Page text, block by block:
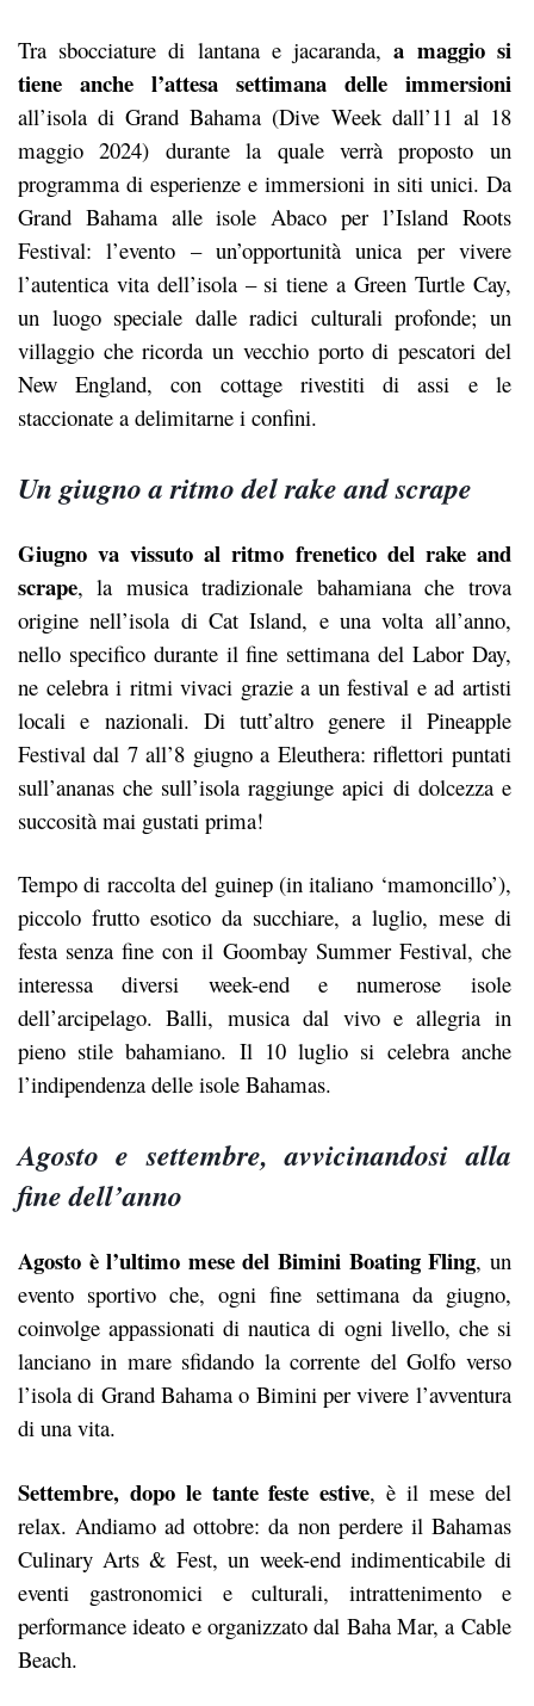
Tra sbocciature di lantana e jacaranda,a maggio si
tiene anche l’attesa settimana delle immersioni
all’isola di Grand Bahama (Dive Week dall’11 al 18
maggio 2024) durante la quale verrà proposto un
programma di esperienze e immersioni in siti unici. Da
Grand Bahama alle isole Abaco per l’Island Roots
Festival: l’evento – un’opportunità unica per vivere
l’autentica vita dell’isola – si tiene a Green Turtle Cay,
un luogo speciale dalle radici culturali profonde; un
villaggio che ricorda un vecchio porto di pescatori del
New England, con cottage rivestiti di assi e le
staccionate a delimitarne i confini.
Un giugno a ritmo del rake and scrape
Giugno va vissuto al ritmo frenetico del rake and
scrape, la musica tradizionale bahamiana che trova
origine nell’isola di Cat Island, e una volta all’anno,
nello specifico durante il fine settimana del Labor Day,
ne celebra i ritmi vivaci grazie a un festival e ad artisti
locali e nazionali. Di tutt’altro genere il Pineapple
Festival dal 7 all’8 giugno a Eleuthera: riflettori puntati
sull’ananas che sull’isola raggiunge apici di dolcezza e
succosità mai gustati prima!
Tempo di raccolta del guinep (in italiano ‘mamoncillo’),
piccolo frutto esotico da succhiare, a luglio, mese di
festa senza fine con il Goombay Summer Festival, che
interessa diversi week-end e numerose isole
dell’arcipelago. Balli, musica dal vivo e allegria in
pieno stile bahamiano. Il 10 luglio si celebra anche
l’indipendenza delle isole Bahamas.
Agosto e settembre, avvicinandosi alla
fine dell’anno
Agosto è l’ultimo mese del Bimini Boating Fling, un
evento sportivo che, ogni fine settimana da giugno,
coinvolge appassionati di nautica di ogni livello, che si
lanciano in mare sfidando la corrente del Golfo verso
l’isola di Grand Bahama o Bimini per vivere l’avventura
di una vita.
Settembre, dopo le tante feste estive, è il mese del
relax. Andiamo ad ottobre: da non perdere il Bahamas
Culinary Arts & Fest, un week-end indimenticabile di
eventi gastronomici e culturali, intrattenimento e
performance ideato e organizzato dal Baha Mar, a Cable
Beach.